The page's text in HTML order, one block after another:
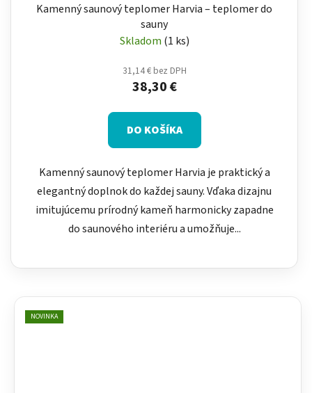
Kamenný saunový teplomer Harvia – teplomer do
sauny
Skladom (1 ks)
31,14 € bez DPH
38,30 €
DO KOŠÍKA
Kamenný saunový teplomer Harvia je praktický a
elegantný doplnok do každej sauny. Vďaka dizajnu
imitujúcemu prírodný kameň harmonicky zapadne
do saunového interiéru a umožňuje...
NOVINKA